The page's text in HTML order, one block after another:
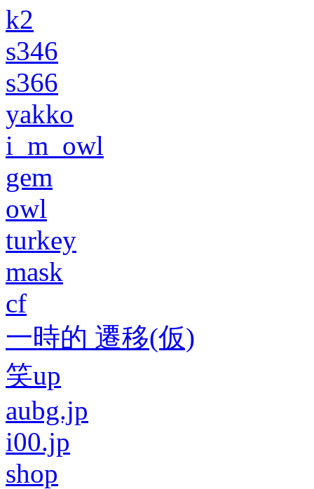
k2
s346
s366
yakko
i_m_owl
gem
owl
turkey
mask
cf
一時的 遷移(仮)
笑up
aubg.jp
i00.jp
shop